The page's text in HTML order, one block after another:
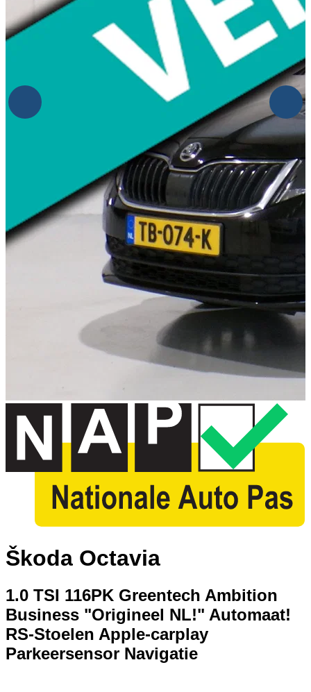
Škoda Octavia
1.0 TSI 116PK Greentech Ambition
Business "Origineel NL!" Automaat!
RS-Stoelen Apple-carplay
Parkeersensor Navigatie